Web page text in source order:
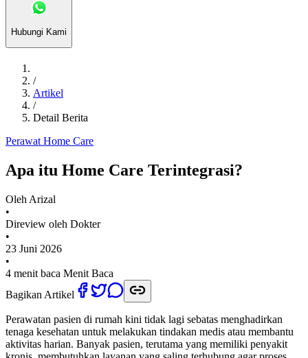
Hubungi Kami
/
Artikel
/
Detail Berita
Perawat Home Care
Apa itu Home Care Terintegrasi?
Oleh Arizal
•
Direview oleh Dokter
•
23 Juni 2026
•
4 menit baca Menit Baca
Bagikan Artikel
Perawatan pasien di rumah kini tidak lagi sebatas menghadirkan
tenaga kesehatan untuk melakukan tindakan medis atau membantu
aktivitas harian. Banyak pasien, terutama yang memiliki penyakit